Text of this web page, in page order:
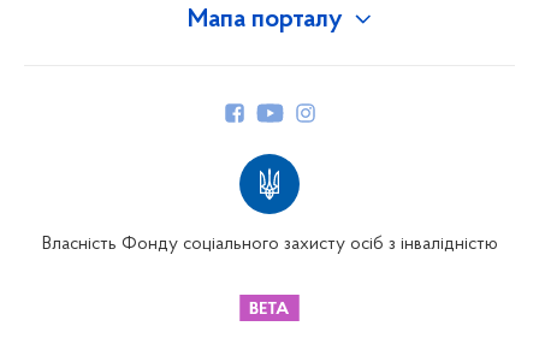
Мапа порталу
Власність Фонду соціального захисту осіб з інвалідністю